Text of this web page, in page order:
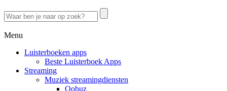
Menu
Luisterboeken apps
Beste Luisterboek Apps
Streaming
Muziek streamingdiensten
Qobuz